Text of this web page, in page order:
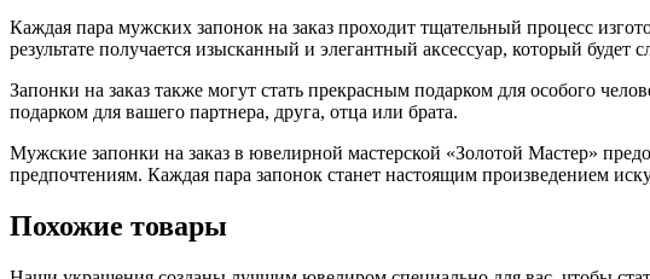
Каждая пара мужских запонок на заказ проходит тщательный процесс
результате получается изысканный и элегантный аксессуар, который будет
Запонки на заказ также могут стать прекрасным подарком для особого
подарком для вашего партнера, друга, отца или брата.
Мужские запонки на заказ в ювелирной мастерской «Золотой Мастер»
предпочтениям. Каждая пара запонок станет настоящим произведением
Похожие товары